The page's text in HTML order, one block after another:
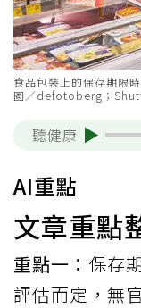
食品包裝上的保存期限
圖／defotoberg；
聽健康
AI重點
文章重點
重點一： 保存
評估而定，無